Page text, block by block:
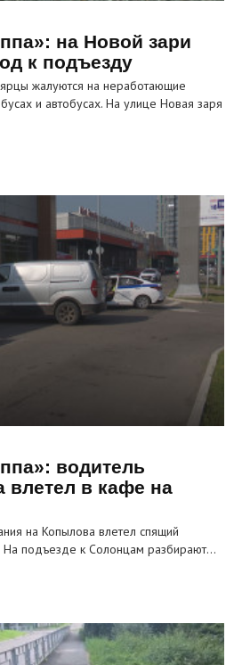
на Новой зари
к подъезду
жалуются на неработающие
и автобусах. На улице Новая заря
водитель
влетел в кафе на
на Копылова влетел спящий
На подъезде к Солонцам разбирают…